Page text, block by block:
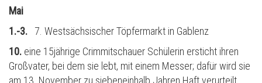
Mai
1.-3. 7. Westsächsischer Töpfermarkt in Gablenz
10. eine 15jährige Crimmitschauer Schülerin ersticht ihren
Großvater, bei dem sie lebt, mit einem Messer; dafür wird sie
am 13. November zu siebeneinhalb Jahren Haft verurteilt